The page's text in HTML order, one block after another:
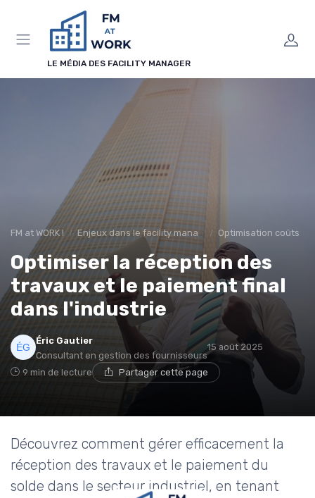
LE MÉDIA DES FACILITY MANAGER
FM at WORK ! Enjeux dans le facility management Optimisation coûts
Optimiser la réception des
travaux et le paiement final
dans l'industrie
Éric Gautier
Consultant en gestion des fournisseurs
15 août 2025
9 min de lecture Partager cette page
Découvrez comment gérer efficacement la
réception des travaux et le paiement du
solde dans le secteur industriel, en tenant
Panneau de gestion des cookies